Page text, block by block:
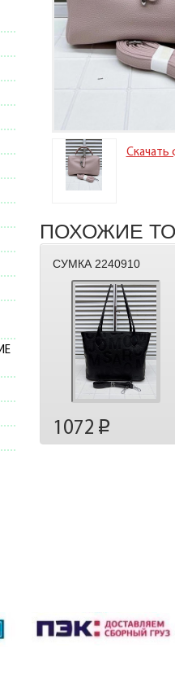
Скачать
ПОХОЖИЕ
СУМКА 2240910
1072 p